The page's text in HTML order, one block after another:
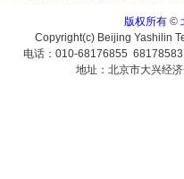
版权所有©
Copyright(c) Beijing Yashilin
电话：010-68176855
地址：北京市大兴经